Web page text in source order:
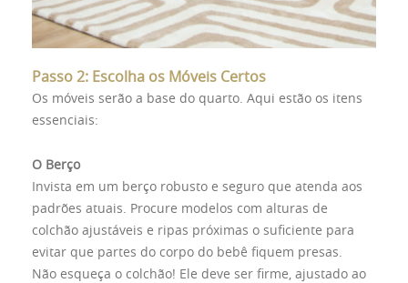
Passo 2: Escolha os Móveis Certos
Os móveis serão a base do quarto. Aqui estão os itens
essenciais:
O Berço
Invista em um berço robusto e seguro que atenda aos
padrões atuais. Procure modelos com alturas de
colchão ajustáveis e ripas próximas o suficiente para
evitar que partes do corpo do bebê fiquem presas.
Não esqueça o colchão! Ele deve ser firme, ajustado ao